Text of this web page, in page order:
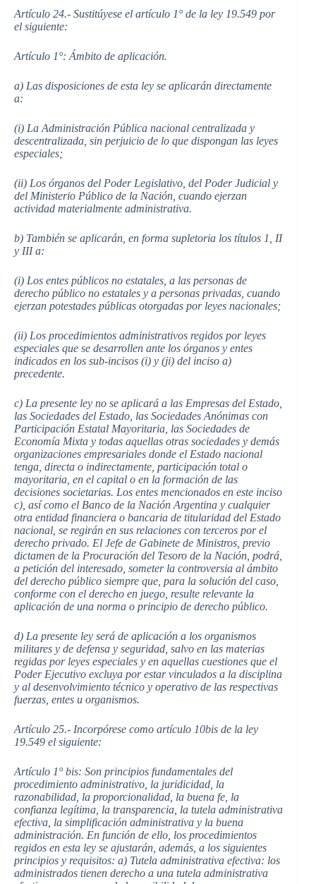
Artículo 24.- Sustitúyese el artículo 1° de la ley 19.549 por
el siguiente:
Artículo 1°: Ámbito de aplicación.
a) Las disposiciones de esta ley se aplicarán directamente
a:
(i) La Administración Pública nacional centralizada y
descentralizada, sin perjuicio de lo que dispongan las leyes
especiales;
(ii) Los órganos del Poder Legislativo, del Poder Judicial y
del Ministerio Público de la Nación, cuando ejerzan
actividad materialmente administrativa.
b) También se aplicarán, en forma supletoria los títulos 1, II
y III a:
(i) Los entes públicos no estatales, a las personas de
derecho público no estatales y a personas privadas, cuando
ejerzan potestades públicas otorgadas por leyes nacionales;
(ii) Los procedimientos administrativos regidos por leyes
especiales que se desarrollen ante los órganos y entes
indicados en los sub-incisos (i) y (ji) del inciso a)
precedente.
c) La presente ley no se aplicará a las Empresas del Estado,
las Sociedades del Estado, las Sociedades Anónimas con
Participación Estatal Mayoritaria, las Sociedades de
Economía Mixta y todas aquellas otras sociedades y demás
organizaciones empresariales donde el Estado nacional
tenga, directa o indirectamente, participación total o
mayoritaria, en el capital o en la formación de las
decisiones societarias. Los entes mencionados en este inciso
c), así como el Banco de la Nación Argentina y cualquier
otra entidad financiera o bancaria de titularidad del Estado
nacional, se regirán en sus relaciones con terceros por el
derecho privado. El Jefe de Gabinete de Ministros, previo
dictamen de la Procuración del Tesoro de la Nación, podrá,
a petición del interesado, someter la controversia al ámbito
del derecho público siempre que, para la solución del caso,
conforme con el derecho en juego, resulte relevante la
aplicación de una norma o principio de derecho público.
d) La presente ley será de aplicación a los organismos
militares y de defensa y seguridad, salvo en las materias
regidas por leyes especiales y en aquellas cuestiones que el
Poder Ejecutivo excluya por estar vinculados a la disciplina
y al desenvolvimiento técnico y operativo de las respectivas
fuerzas, entes u organismos.
Artículo 25.- Incorpórese como artículo 10bis de la ley
19.549 el siguiente:
Artículo 1° bis: Son principios fundamentales del
procedimiento administrativo, la juridicidad, la
razonabilidad, la proporcionalidad, la buena fe, la
confianza legítima, la transparencia, la tutela administrativa
efectiva, la simplificación administrativa y la buena
administración. En función de ello, los procedimientos
regidos en esta ley se ajustarán, además, a los siguientes
principios y requisitos: a) Tutela administrativa efectiva: los
administrados tienen derecho a una tutela administrativa